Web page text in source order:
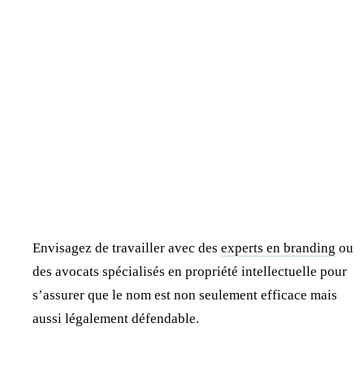
Envisagez de travailler avec des experts en branding ou
des avocats spécialisés en propriété intellectuelle pour
s’assurer que le nom est non seulement efficace mais
aussi légalement défendable.